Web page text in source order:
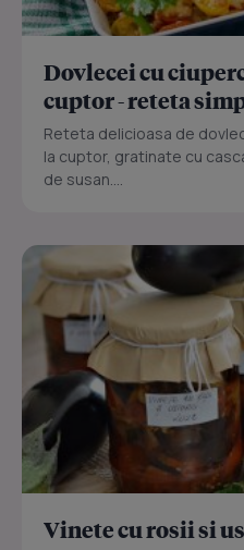
Dovlecei cu
cuptor - reteta
Reteta delicioasa de
la cuptor, gratinate cu
de susan....
Vinete cu rosii si